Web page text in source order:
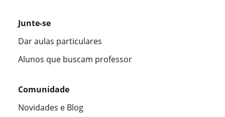
Junte-se
Dar aulas particulares
Alunos que buscam professor
Comunidade
Novidades e Blog